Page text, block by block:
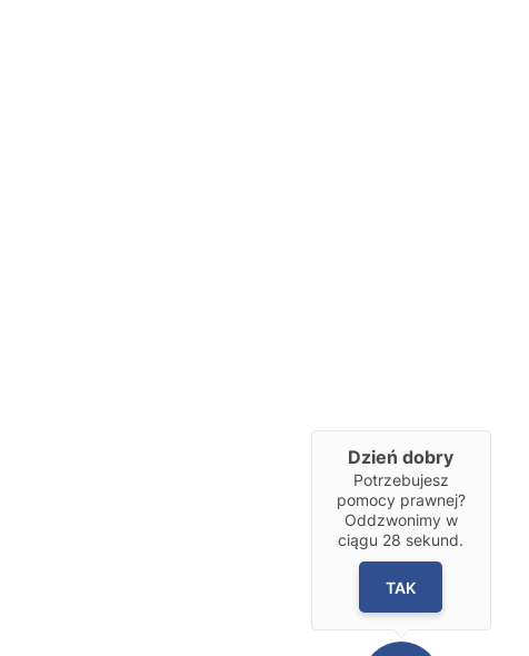
Dzień dobry
Potrzebujesz
pomocy prawnej?
Oddzwonimy w
ciągu 28 sekund.
TAK